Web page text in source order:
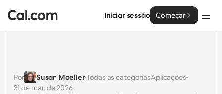
Iniciar sessão Começar
Soluções
Por tamanho da equipa
Por Susan MoellerTodas as categoriasAplicações
31 de mar. de 2026